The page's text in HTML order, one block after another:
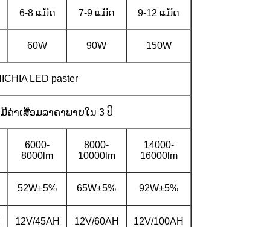
6-8 ແມັດ 7-9 ແມັດ 9-12 ແມັດ
60W 90W 150W
LED paster
ມີຄ່າເສື່ອມລາຄາພາຍໃນ 3 ປີ
6000-
8000lm
8000-
10000lm
14000-
16000lm
52W±5% 65W±5% 92W±5%
12V/45AH 12V/60AH 12V/100AH